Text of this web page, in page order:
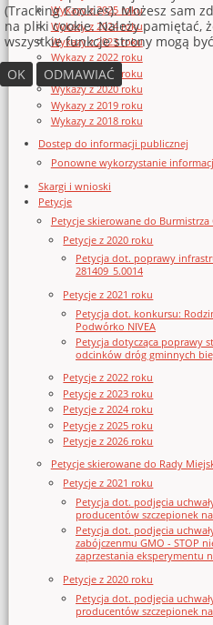
Wykazy z 2025 roku
Wykazy z 2024 roku
Wykazy z 2023 roku
Wykazy z 2022 roku
Wykazy z 2021 roku
Wykazy z 2020 roku
Wykazy z 2019 roku
Wykazy z 2018 roku
Dostęp do informacji publicznej
Ponowne wykorzystanie
Skargi i wnioski
Petycje
Petycje skierowane do Burmistrza
Petycje z 2020 roku
Petycja dot. poprawy
281409_5.0014
Petycje z 2021 roku
Petycja dot. konkursu:
Podwórko NIVEA
Petycja dotycząca poprawy
odcinków dróg gminnych
Petycje z 2022 roku
Petycje z 2023 roku
Petycje z 2024 roku
Petycje z 2025 roku
Petycje z 2026 roku
Petycje skierowane do Rady
Petycje z 2021 roku
Petycja dot. podjęcia
producentów szczepionek
Petycja dot. podjęcia
zabójczenmu GMO - STOP
zaprzestania eksperymentu
Petycje z 2020 roku
Petycja dot. podjęcia
producentów szczepionek
(Tracking Cookies). Możesz sam
na pliki cookie. Należy pamiętać,
wszystkie funkcje strony mogą
OK
ODMAWIAĆ